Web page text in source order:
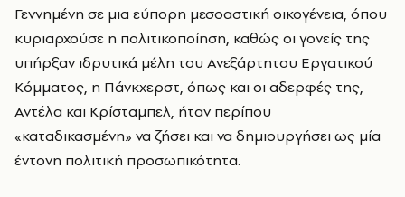
Γεννημένη σε μια εύπορη μεσοαστική οικογένεια, όπου
κυριαρχούσε η πολιτικοποίηση, καθώς οι γονείς της
υπήρξαν ιδρυτικά μέλη του Ανεξάρτητου Εργατικού
Κόμματος, η Πάνκχερστ, όπως και οι αδερφές της,
Αντέλα και Κρίσταμπελ, ήταν περίπου
«καταδικασμένη» να ζήσει και να δημιουργήσει ως μία
έντονη πολιτική προσωπικότητα.